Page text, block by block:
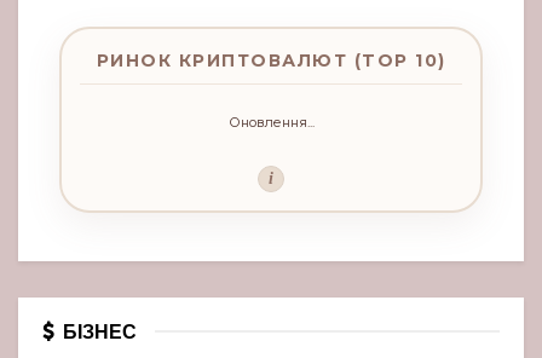
РИНОК КРИПТОВАЛЮТ (TOP 10)
Оновлення...
i
БІЗНЕС